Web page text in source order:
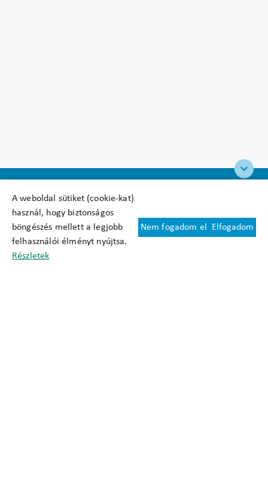
A weboldal sütiket (cookie-kat)
használ, hogy biztonságos
böngészés mellett a legjobb
felhasználói élményt nyújtsa.
Részletek
Nem fogadom el Elfogadom
Felhasználási feltételek